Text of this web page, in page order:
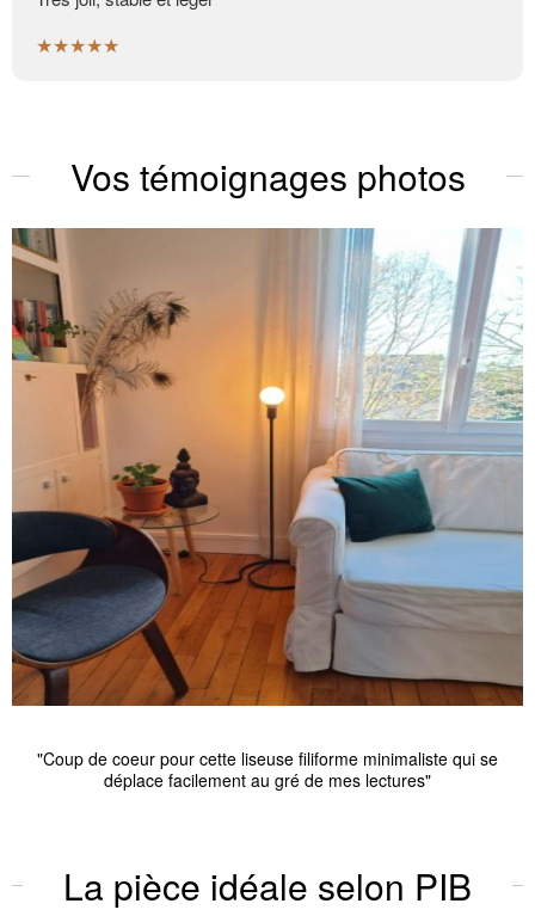
★★★★★
Vos témoignages photos
"Coup de coeur pour cette liseuse filiforme minimaliste qui se
déplace facilement au gré de mes lectures"
La pièce idéale selon PIB